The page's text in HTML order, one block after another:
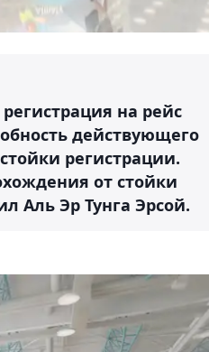
на рейс
действующего
регистрации.
от стойки
Аль Эр Тунга Эрсой.